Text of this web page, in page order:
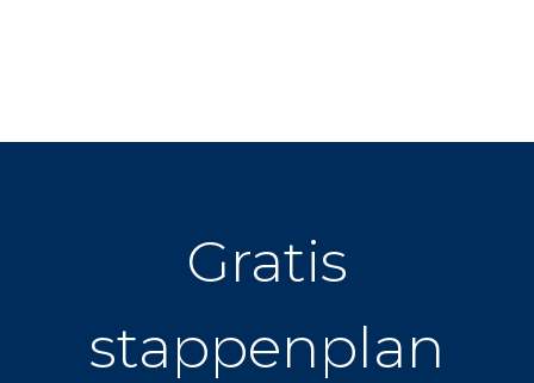
Gratis
stappenplan